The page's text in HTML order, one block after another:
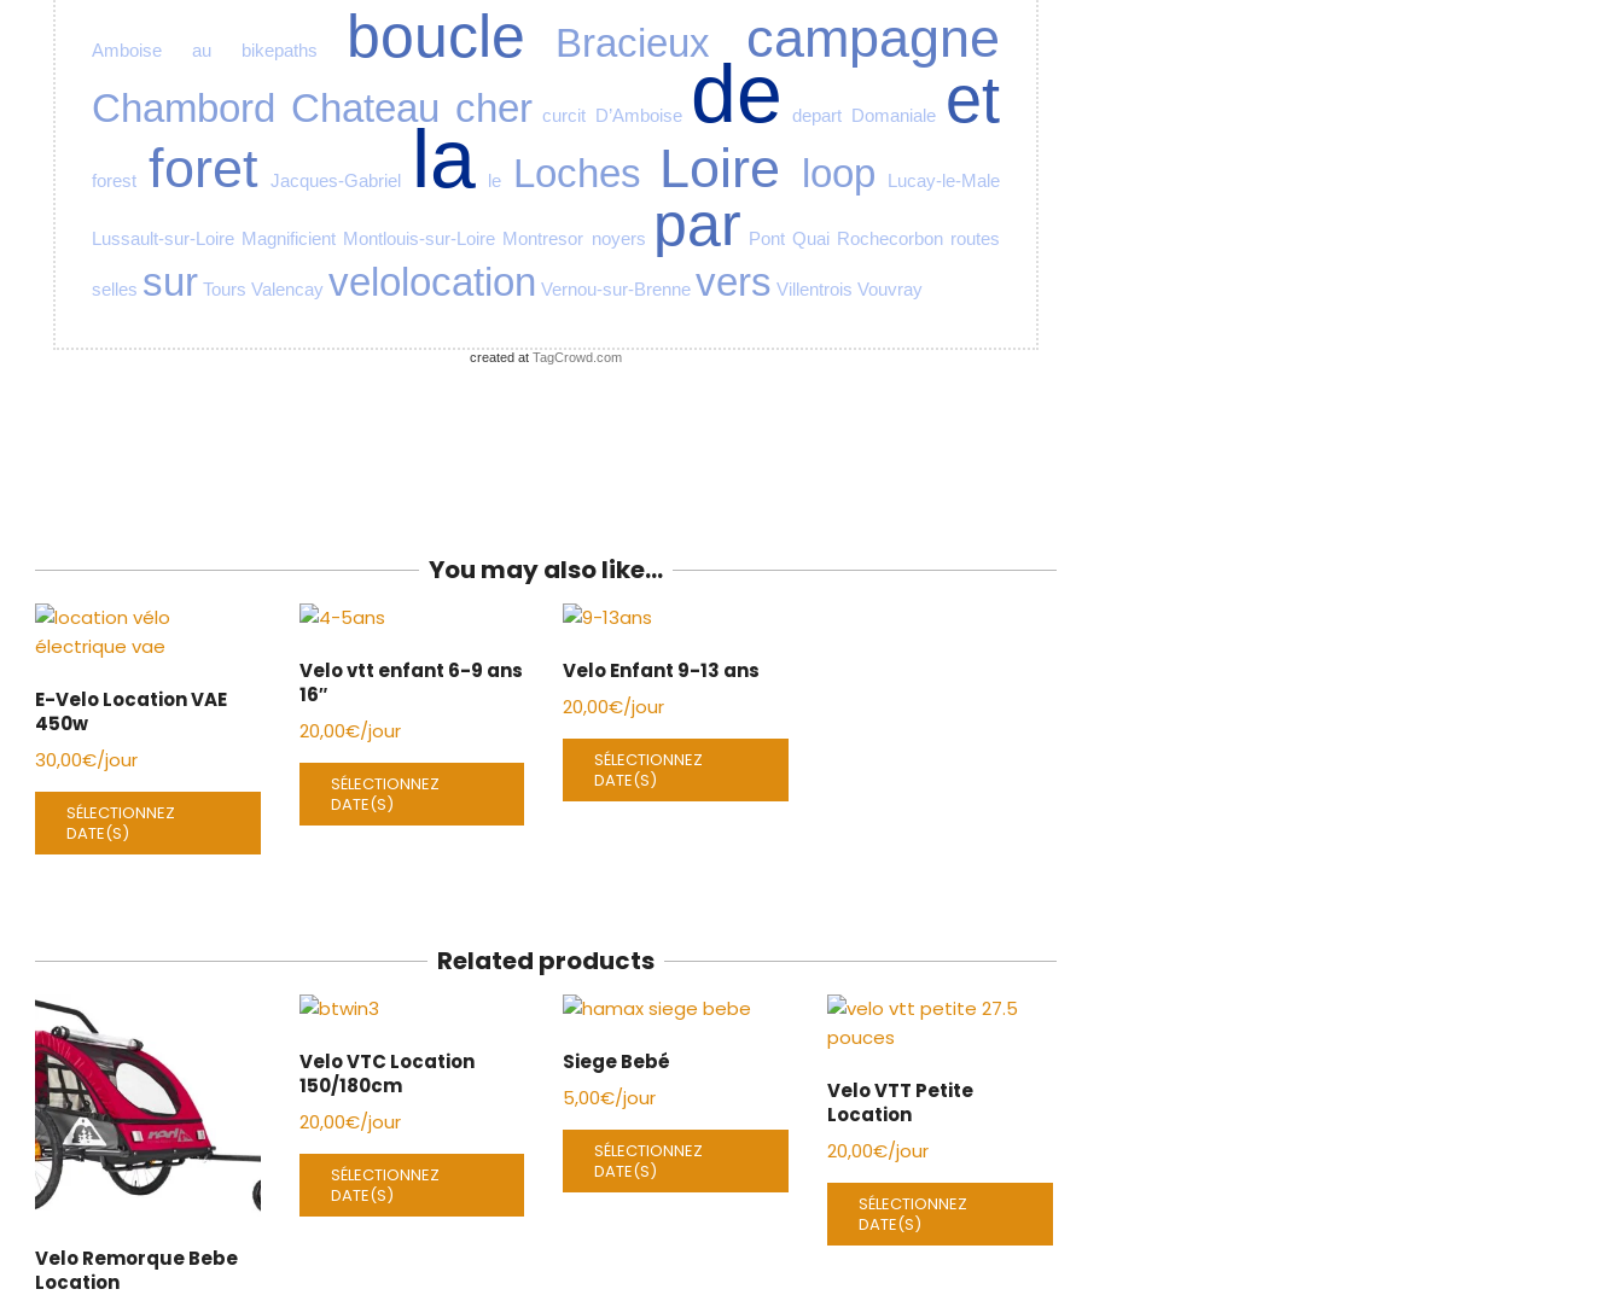
Amboise au bikepaths boucle Bracieux campagne
Chambord Chateau cher curcit D’Amboise de depart Domaniale et
forest foret Jacques-Gabriel la le Loches Loire loop Lucay-le-Male
Lussault-sur-Loire Magnificient Montlouis-sur-Loire Montresor noyers par Pont Quai Rochecorbon routes
selles sur Tours Valencay velolocation Vernou-sur-Brenne vers Villentrois Vouvray
created at TagCrowd.com
You may also like…
E-Velo Location VAE
450w
30,00€/jour
SÉLECTIONNEZ
DATE(S)
Velo vtt enfant 6-9 ans
16″
20,00€/jour
SÉLECTIONNEZ
DATE(S)
Velo Enfant 9-13 ans
20,00€/jour
SÉLECTIONNEZ
DATE(S)
Related products
Velo Remorque Bebe
Location
Velo VTC Location
150/180cm
20,00€/jour
SÉLECTIONNEZ
DATE(S)
Siege Bebé
5,00€/jour
SÉLECTIONNEZ
DATE(S)
Velo VTT Petite
Location
20,00€/jour
SÉLECTIONNEZ
DATE(S)